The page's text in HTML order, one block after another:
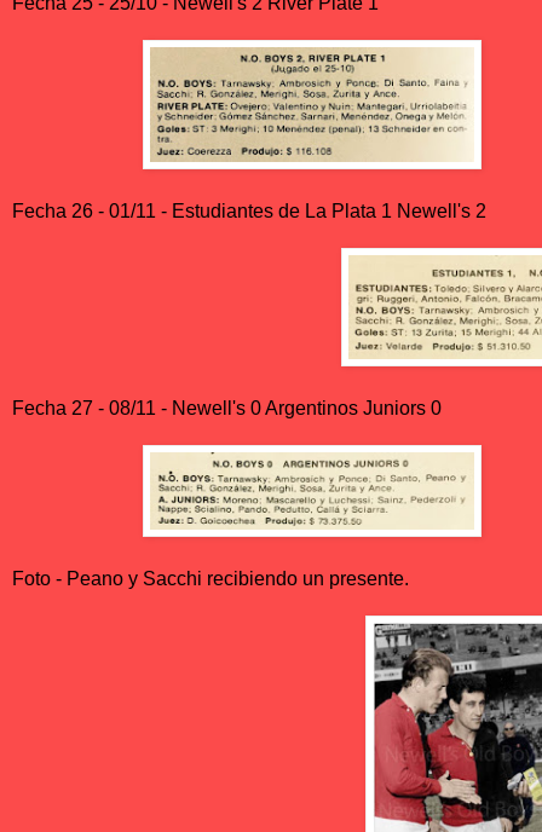
Fecha 26 - 01/11 - Estudiantes de La Plata 1 Newell's 2
Fecha 27 - 08/11 - Newell's 0 Argentinos Juniors 0
Foto - Peano y Sacchi recibiendo un presente.